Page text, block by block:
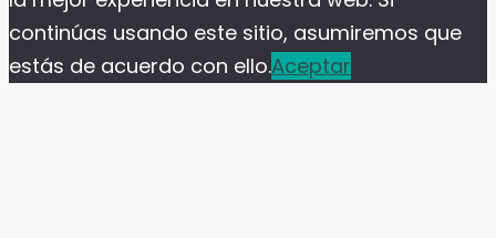
continúas usando este sitio, asumiremos que
estás de acuerdo con ello.Aceptar